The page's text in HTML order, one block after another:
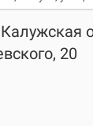
20